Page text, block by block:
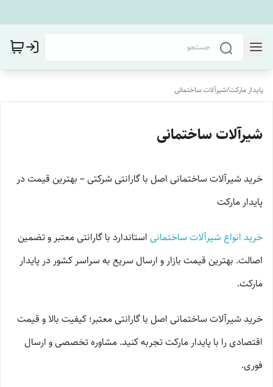
پایدار مارکت/شیرآلات ساختمانی
شیرآلات ساختمانی
خرید شیرآلات ساختمانی اصل با گارانتی شرکتی – بهترین قیمت در
پایدار مارکت
خرید انواع شیرآلات ساختمانی استاندارد با گارانتی معتبر و تضمین
اصالت. بهترین قیمت بازار و ارسال سریع به سراسر کشور در پایدار
مارکت.
خرید شیرآلات ساختمانی اصل با گارانتی معتبر؛ کیفیت بالا و قیمت
اقتصادی را با پایدار مارکت تجربه کنید. مشاوره تخصصی و ارسال
فوری.